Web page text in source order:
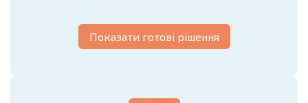
Показати готові рішення